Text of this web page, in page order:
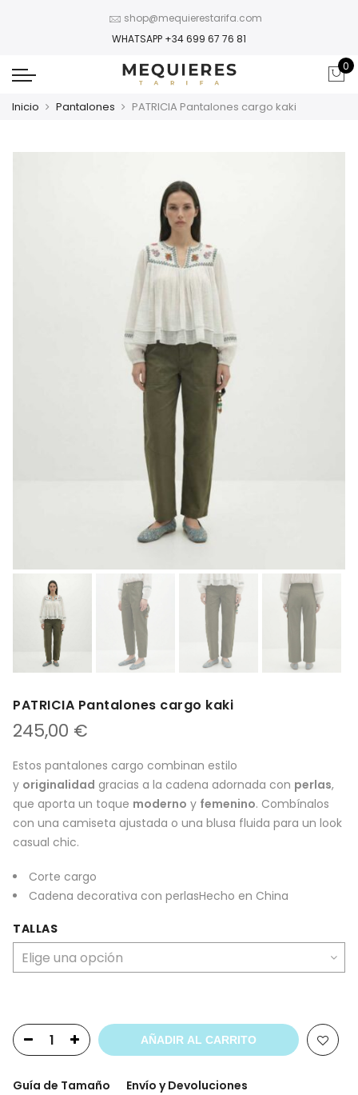
shop@mequierestarifa.com
WHATSAPP +34 699 67 76 81
0
Inicio Pantalones PATRICIA Pantalones cargo kaki
PATRICIA Pantalones cargo kaki
245,00 €
Estos pantalones cargo combinan estilo
y originalidad gracias a la cadena adornada con perlas,
que aporta un toque moderno y femenino. Combínalos
con una camiseta ajustada o una blusa fluida para un look
casual chic.
Corte cargo
Cadena decorativa con perlasHecho en China
TALLAS
AÑADIR AL CARRITO
Guía de Tamaño Envío y Devoluciones